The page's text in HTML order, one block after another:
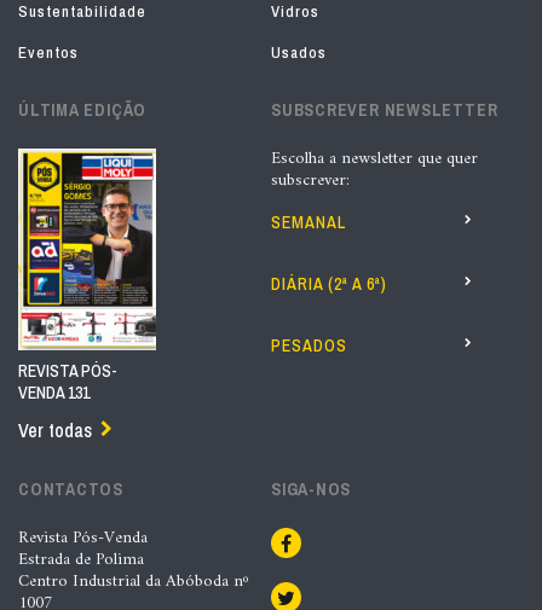
Sustentabilidade
Vidros
Eventos
Usados
ÚLTIMA EDIÇÃO
REVISTA PÓS-
VENDA 131
Ver todas
SUBSCREVER NEWSLETTER
Escolha a newsletter que quer
subscrever:
SEMANAL
DIÁRIA (2ª A 6ª)
PESADOS
CONTACTOS
Revista Pós-Venda
Estrada de Polima
Centro Industrial da Abóboda nº
1007
SIGA-NOS